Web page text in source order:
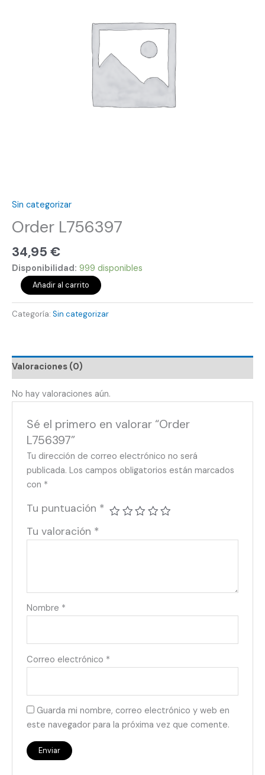
Sin categorizar
Order L756397
34,95 €
Disponibilidad: 999 disponibles
Añadir al carrito
Categoría: Sin categorizar
Valoraciones (0)
No hay valoraciones aún.
Sé el primero en valorar “Order
L756397”
Tu dirección de correo electrónico no será
publicada. Los campos obligatorios están marcados
con *
Tu puntuación *
Tu valoración *
Nombre *
Correo electrónico *
Guarda mi nombre, correo electrónico y web en
este navegador para la próxima vez que comente.